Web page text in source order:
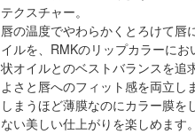
テクスチャー。
唇の温度でやわらかくとろけて唇
イルを、RMKのリップカラーに
状オイルとのベストバランスを追
よさと唇へのフィット感を両立し
しまうほど薄膜なのにカラー膜
ない美しい仕上がりを楽しめます。